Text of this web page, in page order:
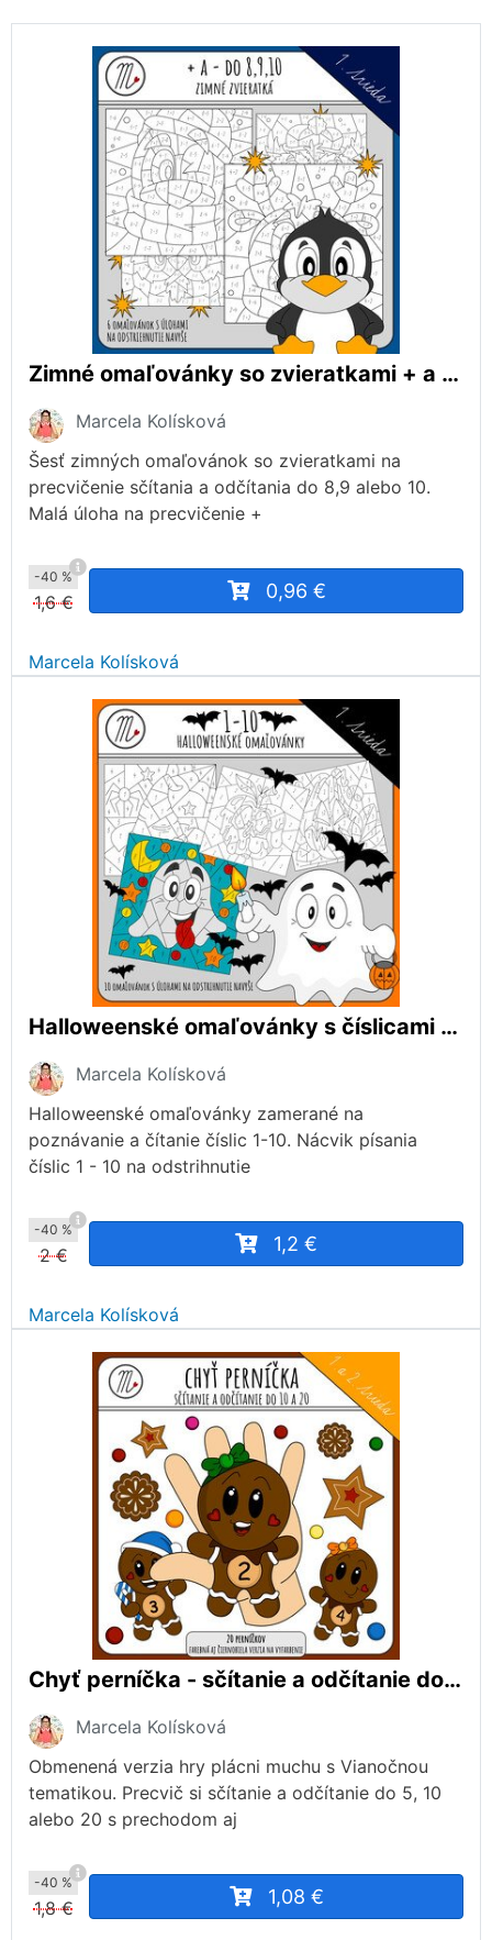
Zimné omaľovánky so zvieratkami + a - do 8,9 a 10
Marcela Kolísková
Šesť zimných omaľovánok so zvieratkami na
precvičenie sčítania a odčítania do 8,9 alebo 10.
Malá úloha na precvičenie +
-40 %
1,6 €
0,96 €
Marcela Kolísková
Halloweenské omaľovánky s číslicami 1-10
Marcela Kolísková
Halloweenské omaľovánky zamerané na
poznávanie a čítanie číslic 1-10. Nácvik písania
číslic 1 - 10 na odstrihnutie
-40 %
2 €
1,2 €
Marcela Kolísková
Chyť perníčka - sčítanie a odčítanie do 10 a 20
Marcela Kolísková
Obmenená verzia hry plácni muchu s Vianočnou
tematikou. Precvič si sčítanie a odčítanie do 5, 10
alebo 20 s prechodom aj
-40 %
1,8 €
1,08 €